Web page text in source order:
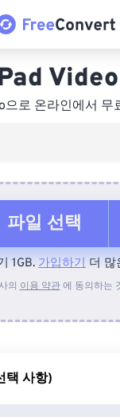
Video
으로 온라인에서 무
파일 선택
장치에서
드라이브에
1GB. 가입하기 더 많
의 이용 약관에 동의하는
택 사항)